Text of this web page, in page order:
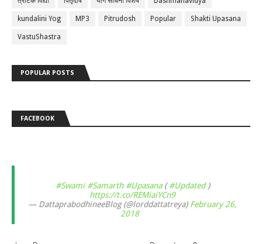
kundalini Yog MP3 Pitrudosh Popular Shakti Upasana
VastuShastra
POPULAR POSTS
FACEBOOK
#Swami #Samarth #Upasana(#Updated)
https://t.co/REMiaiYCn9
— DattaprabodhineeBlog (@lorddattatreya) February 26,
2018